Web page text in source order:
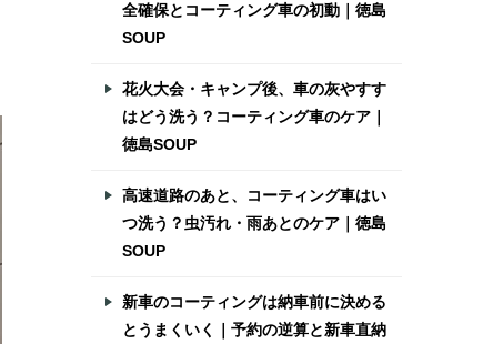
全確保とコーティング車の初動｜徳島
SOUP
花火大会・キャンプ後、車の灰やすす
はどう洗う？コーティング車のケア｜
徳島SOUP
高速道路のあと、コーティング車はい
つ洗う？虫汚れ・雨あとのケア｜徳島
SOUP
新車のコーティングは納車前に決める
とうまくいく｜予約の逆算と新車直納